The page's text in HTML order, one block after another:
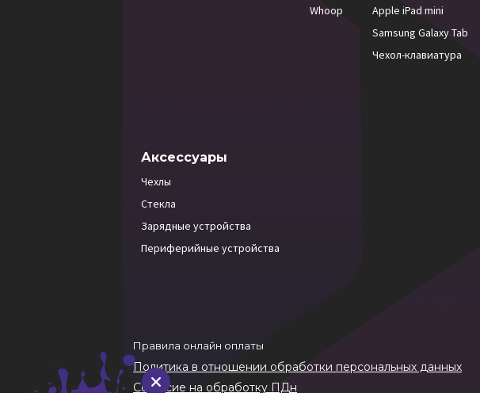
Whoop
Apple iPad mini
Samsung Galaxy Tab
Чехол-клавиатура
Аксессуары
Чехлы
Стекла
Зарядные устройства
Периферийные устройства
Правила онлайн оплаты
Политика в отношении обработки персональных данных
Согласие на обработку ПДн